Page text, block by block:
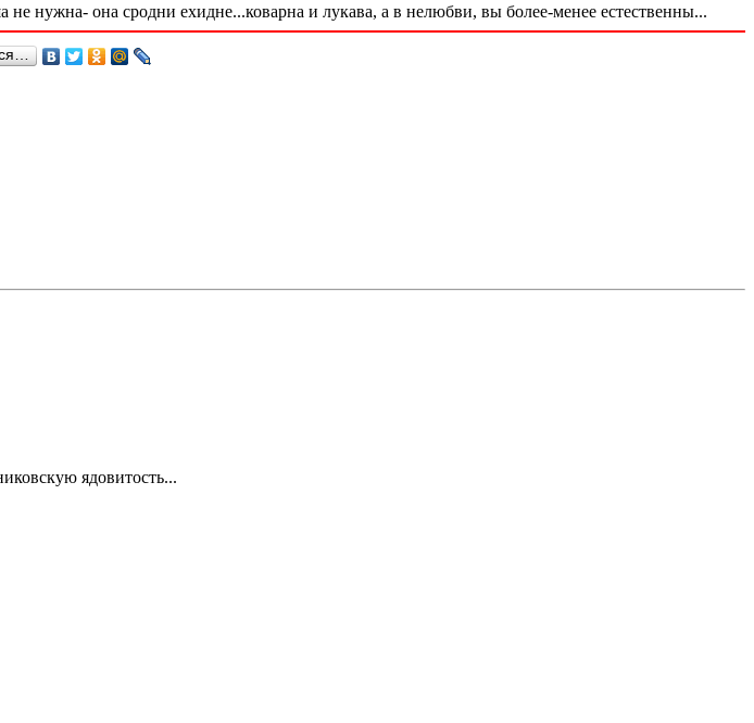
нужна- она сродни ехидне...коварна и лукава, а в нелюбви, вы более-менее естественны...
ядовитость...